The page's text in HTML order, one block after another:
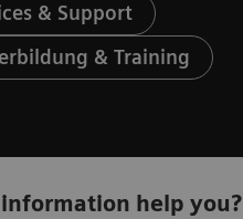
& Support
& Training
help you?